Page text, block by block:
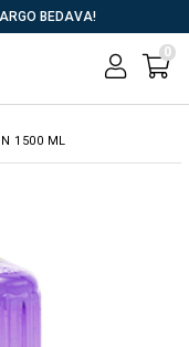
BEDAVA!
0
1500 ML